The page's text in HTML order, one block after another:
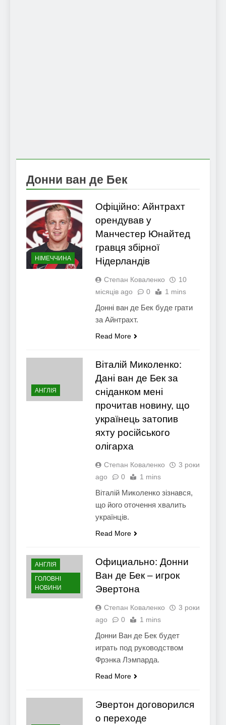
Донни ван де Бек
НІМЕЧЧИНА
Офіційно: Айнтрахт
орендував у
Манчестер Юнайтед
гравця збірної
Нідерландів
Степан Коваленко
10
місяців ago
0 1 mins
Донні ван де Бек буде грати
за Айнтрахт.
Read More
АНГЛІЯ
Віталій Миколенко:
Дані ван де Бек за
сніданком мені
прочитав новину, що
українець затопив
яхту російського
олігарха
Степан Коваленко
3 роки
ago
0 1 mins
Віталій Миколенко зізнався,
що його оточення хвалить
українців.
Read More
АНГЛІЯ
ГОЛОВНІ
НОВИНИ
Официально: Донни
Ван де Бек – игрок
Эвертона
Степан Коваленко
3 роки
ago
0 1 mins
Донни Ван де Бек будет
играть под руководством
Фрэнка Лэмпарда.
Read More
Эвертон договорился
о переходе